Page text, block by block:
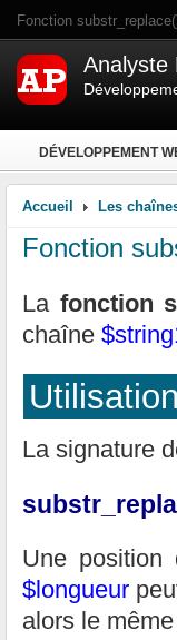
Fonction
Analyste
DÉVELOPPEMENT
Accueil Les
Fonction
La fonction
chaîne
La signature
Une position
$longueur
alors le